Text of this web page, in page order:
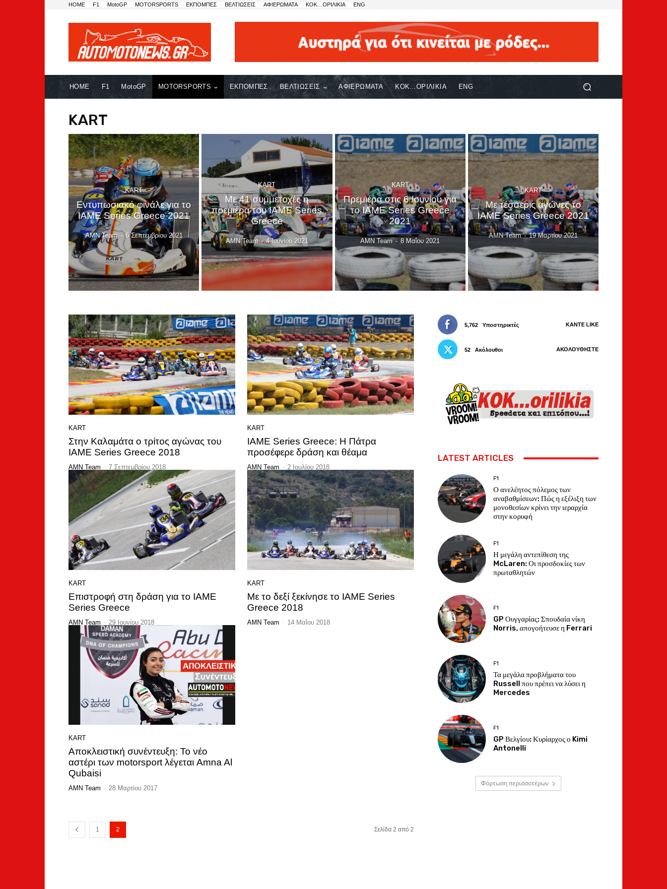
HOME F1 MotoGP MOTORSPORTS ΕΚΠΟΜΠΕΣ ΒΕΛΤΙΩΣΕΙΣ ΑΦΙΕΡΩΜΑΤΑ ΚΟΚ…ΟΡΙΛΙΚΙΑ ENG
HOME F1 MotoGP MOTORSPORTS ΕΚΠΟΜΠΕΣ ΒΕΛΤΙΩΣΕΙΣ ΑΦΙΕΡΩΜΑΤΑ ΚΟΚ…ΟΡΙΛΙΚΙΑ ENG
KART
KART
Εντυπωσιακό φινάλε για το
IAME Series Greece 2021
AMN Team - 6 Σεπτεμβρίου 2021
KART
Με 41 συμμετοχές η
πρεμιέρα του IAME Series
Greece
AMN Team - 4 Ιουνίου 2021
KART
Πρεμιέρα στις 6 Ιουνίου για
το IAME Series Greece
2021
AMN Team - 8 Μαΐου 2021
KART
Με τέσσερις αγώνες το
IAME Series Greece 2021
AMN Team - 19 Μαρτίου 2021
KART
Στην Καλαμάτα ο τρίτος αγώνας του
IAME Series Greece 2018
AMN Team - 7 Σεπτεμβρίου 2018
KART
IAME Series Greece: Η Πάτρα
προσέφερε δράση και θέαμα
AMN Team - 2 Ιουλίου 2018
KART
Επιστροφή στη δράση για το IAME
Series Greece
AMN Team - 29 Ιουνίου 2018
KART
Με το δεξί ξεκίνησε το IAME Series
Greece 2018
AMN Team - 14 Μαΐου 2018
KART
Αποκλειστική συνέντευξη: Το νέο
αστέρι των motorsport λέγεται Amna Al
Qubaisi
AMN Team - 28 Μαρτίου 2017
1 2 Σελίδα 2 από 2
5,762 Υποστηρικτές ΚΆΝΤΕ LIKE
52 Ακόλουθοι ΑΚΟΛΟΥΘΉΣΤΕ
LATEST ARTICLES
F1
Ο ανελέητος πόλεμος των
αναβαθμίσεων: Πώς η εξέλιξη των
μονοθεσίων κρίνει την ιεραρχία
στην κορυφή
F1
Η μεγάλη αντεπίθεση της
McLaren: Οι προσδοκίες των
πρωταθλητών
F1
GP Ουγγαρίας: Σπουδαία νίκη
Norris, απογοήτευσε η Ferrari
F1
Τα μεγάλα προβλήματα του
Russell που πρέπει να λύσει η
Mercedes
F1
GP Βελγίου: Κυρίαρχος ο Kimi
Antonelli
Φόρτωση περισσοτέρων